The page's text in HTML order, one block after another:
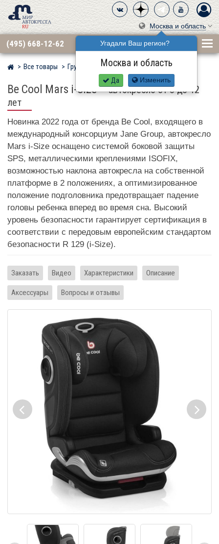
Москва и область
Угадали Ваш регион?
Москва и область
Да Изменить
(495) 668-12-62
Мир детских автокресел
Все товары Группа 2·3 (15–36 кг) BECOOL
Be Cool Mars i-Size–автокресло от 3 до 12
лет
Новинка 2022 года от бренда Be Cool, входящего в
международный консорциум Jane Group, автокресло
Mars i-Size оснащено системой боковой защиты
SPS, металлическими креплениями ISOFIX,
возможностью наклона автокресла на собственной
платформе в 2 положениях, а оптимизированное
положение подголовника предотвращает падение
головы ребенка вперед во время сна. Высокий
уровень безопасности гарантирует сертификация в
соответствии с передовым европейским стандартом
безопасности R 129 (i-Size).
Заказать Видео Характеристики Описание
Аксессуары Вопросы и отзывы